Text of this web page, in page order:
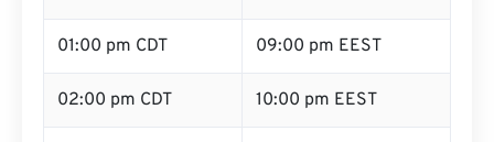
01:00 pm CDT 09:00 pm EEST
02:00 pm CDT 10:00 pm EEST